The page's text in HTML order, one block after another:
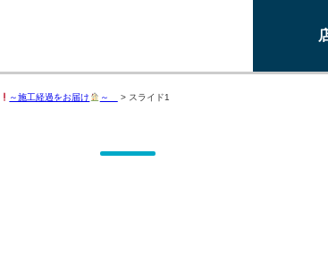
～施工経過をお届け ～ > スライド1